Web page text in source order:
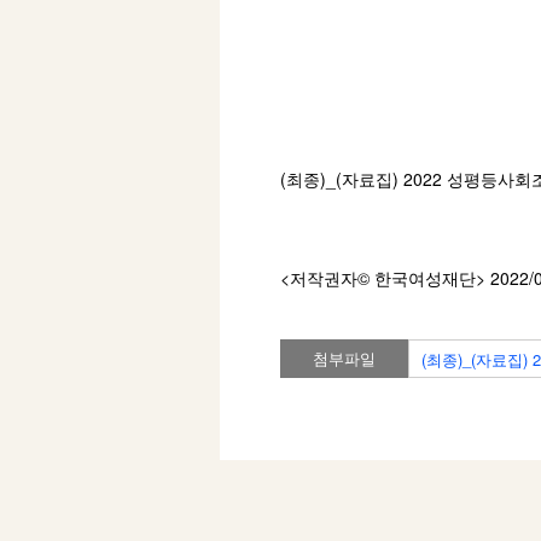
(최종)_(자료집) 2022 성평등사회
<저작권자© 한국여성재단> 2022/
첨부파일 (최종)_(자료집)